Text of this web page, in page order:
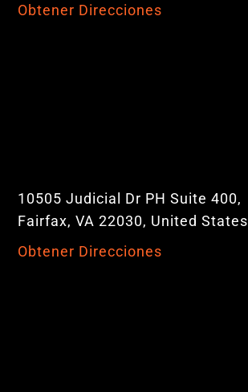
Obtener Direcciones
10505 Judicial Dr PH Suite 400,
Fairfax, VA 22030, United States
Obtener Direcciones